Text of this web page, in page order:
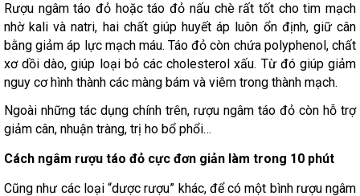
Rượu ngâm táo đỏ hoặc táo đỏ nấu chè rất tốt cho tim mạch
nhờ kali và natri, hai chất giúp huyết áp luôn ổn định, giữ cân
bằng giảm áp lực mạch máu. Táo đỏ còn chứa polyphenol, chất
xơ dồi dào, giúp loại bỏ các cholesterol xấu. Từ đó giúp giảm
nguy cơ hình thành các màng bám và viêm trong thành mạch.
Ngoài những tác dụng chính trên, rượu ngâm táo đỏ còn hỗ trợ
giảm cân, nhuận tràng, trị ho bổ phổi…
Cách ngâm rượu táo đỏ cực đơn giản làm trong 10 phút
Cũng như các loại “dược rượu” khác, để có một bình rượu ngâm